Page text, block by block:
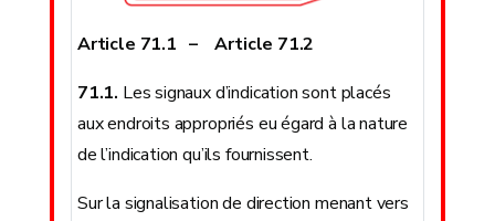
Article 71.1 – Article 71.2
71.1. Les signaux d’indication sont placés
aux endroits appropriés eu égard à la nature
de l’indication qu’ils fournissent.
Sur la signalisation de direction menant vers